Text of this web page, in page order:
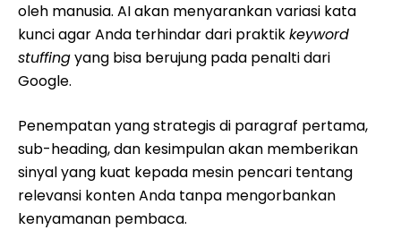
oleh manusia. AI akan menyarankan variasi kata
kunci agar Anda terhindar dari praktikkeyword
stuffingyang bisa berujung pada penalti dari
Google.
Penempatan yang strategis di paragraf pertama,
sub-heading, dan kesimpulan akan memberikan
sinyal yang kuat kepada mesin pencari tentang
relevansi konten Anda tanpa mengorbankan
kenyamanan pembaca.